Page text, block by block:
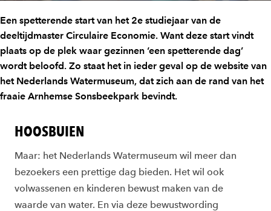
Een spetterende start van het 2e studiejaar van de
deeltijdmaster Circulaire Economie. Want deze start vindt
plaats op de plek waar gezinnen ‘een spetterende dag’
wordt beloofd. Zo staat het in ieder geval op de website van
het Nederlands Watermuseum, dat zich aan de rand van het
fraaie Arnhemse Sonsbeekpark bevindt.
HOOSBUIEN
Maar: het Nederlands Watermuseum wil meer dan
bezoekers een prettige dag bieden. Het wil ook
volwassenen en kinderen bewust maken van de
waarde van water. En via deze bewustwording